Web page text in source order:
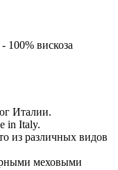
100% вискоза
Италии.
in Italy.
из различных видов
меховыми